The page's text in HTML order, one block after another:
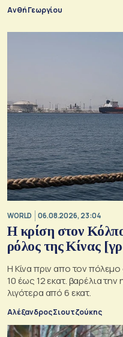
Ανθή Γεωργίου
WORLD 06.08.2026, 23:04
Η κρίση στoν
ρόλος της Κίνας
Η Κίνα πριν απο τον
10 έως 12 εκατ. βαρέλια
λιγότερα από 6 εκατ.
Αλέξανδρος Σιουτζούκης